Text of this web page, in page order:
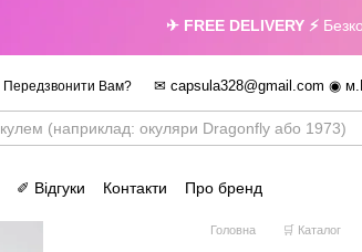
✈ FREE DELIVERY ⚡
Передзвонити Вам? ✉ capsula328@gmail.com ◉
✐ Відгуки Контакти
Про бренд
Головна 🛒 Каталог